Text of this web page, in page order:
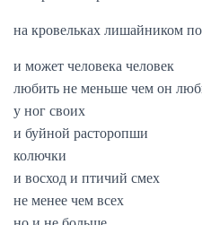
на кровельках лишайником
и может человека человек
любить не меньше чем он
у ног своих
и буйной расторопши
колючки
и восход и птичий смех
не менее чем всех